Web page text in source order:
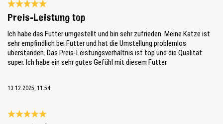
Review with rating of 5 out of 5 stars
Preis-Leistung top
Ich habe das Futter umgestellt und bin sehr zufrieden. Meine Katze ist
sehr empfindlich bei Futter und hat die Umstellung problemlos
überstanden. Das Preis-Leistungsverhältnis ist top und die Qualität
super. Ich habe ein sehr gutes Gefühl mit diesem Futter.
13.12.2025, 11:54